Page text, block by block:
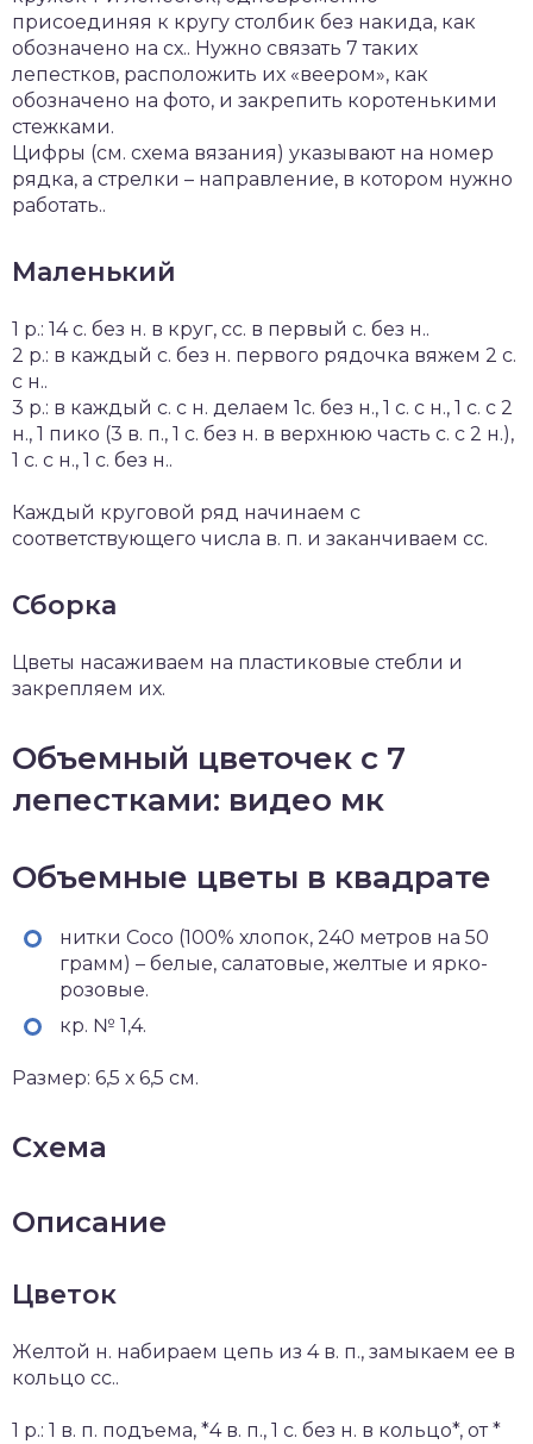
присоединяя к кругу столбик без накида, как
обозначено на сх.. Нужно связать 7 таких
лепестков, расположить их «веером», как
обозначено на фото, и закрепить коротенькими
стежками.
Цифры (см. схема вязания) указывают на номер
рядка, а стрелки – направление, в котором нужно
работать..
Маленький
1 р.: 14 с. без н. в круг, сс. в первый с. без н..
2 р.: в каждый с. без н. первого рядочка вяжем 2 с.
с н..
3 р.: в каждый с. с н. делаем 1с. без н., 1 с. с н., 1 с. с 2
н., 1 пико (3 в. п., 1 с. без н. в верхнюю часть с. с 2 н.),
1 с. с н., 1 с. без н..
Каждый круговой ряд начинаем с
соответствующего числа в. п. и заканчиваем сс.
Сборка
Цветы насаживаем на пластиковые стебли и
закрепляем их.
Объемный цветочек с 7
лепестками: видео мк
Объемные цветы в квадрате
нитки Сосо (100% хлопок, 240 метров на 50
грамм) – белые, салатовые, желтые и ярко-
розовые.
кр. № 1,4.
Размер: 6,5 х 6,5 см.
Схема
Описание
Цветок
Желтой н. набираем цепь из 4 в. п., замыкаем ее в
кольцо сс..
1 р.: 1 в. п. подъема, *4 в. п., 1 с. без н. в кольцо*, от *